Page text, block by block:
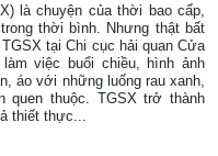
là chuyện của thời bao cấp,
thời bình. Nhưng thật bất
tại Chi cục hải quan Cửa
việc buổi chiều, hình ảnh
áo với những luống rau xanh,
quen thuộc. TGSX trở thành
thiết thực...